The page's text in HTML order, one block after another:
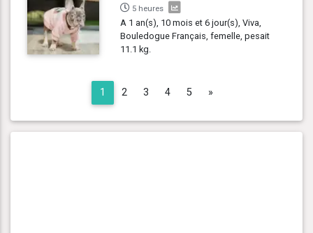
5 heures
A 1 an(s), 10 mois et 6 jour(s), Viva,
Bouledogue Français, femelle, pesait
11.1 kg.
1 2 3 4 5 »